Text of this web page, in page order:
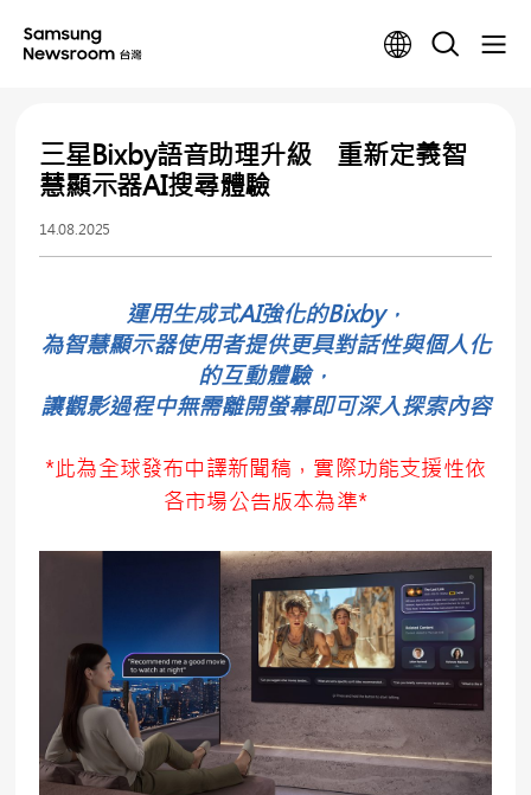
三星Bixby語音助理升級 重新定義智
慧顯示器AI搜尋體驗
14.08.2025
運用生成式AI強化的Bixby，
為智慧顯示器使用者提供更具對話性與個人化
的互動體驗，
讓觀影過程中無需離開螢幕即可深入探索內容
*此為全球發布中譯新聞稿，實際功能支援性依
各市場公告版本為準*